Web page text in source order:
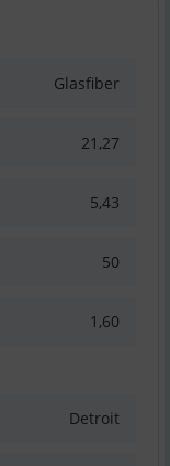
Glasfiber
21,27
5,43
50
1,60
Detroit